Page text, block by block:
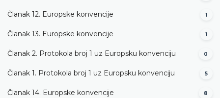
Članak 12. Europske konvencije 1
Članak 13. Europske konvencije 1
Članak 2. Protokola broj 1 uz Europsku konvenciju 0
Članak 1. Protokola broj 1 uz Europsku konvenciju 5
Članak 14. Europske konvencije 8